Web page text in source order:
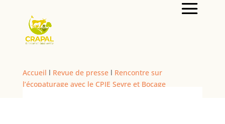
Accueil l Revue de pressel Rencontre sur
l’écopaturage avec le CPIE Sevre et Bocage